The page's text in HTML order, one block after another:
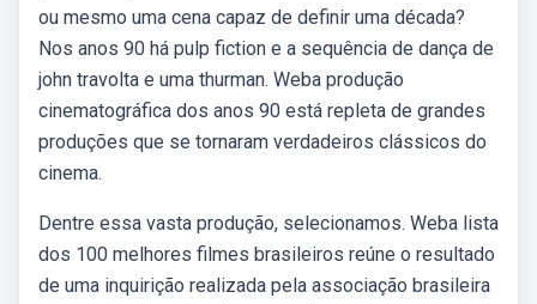
ou mesmo uma cena capaz de definir uma década?
Nos anos 90 há pulp fiction e a sequência de dança de
john travolta e uma thurman. Weba produção
cinematográfica dos anos 90 está repleta de grandes
produções que se tornaram verdadeiros clássicos do
cinema.
Dentre essa vasta produção, selecionamos. Weba lista
dos 100 melhores filmes brasileiros reúne o resultado
de uma inquirição realizada pela associação brasileira